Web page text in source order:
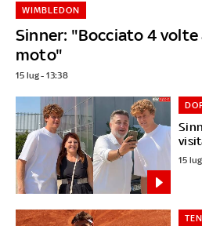
Sinner: "Bocciato 4
moto"
WIMBLEDON
15 lug - 13:38
15